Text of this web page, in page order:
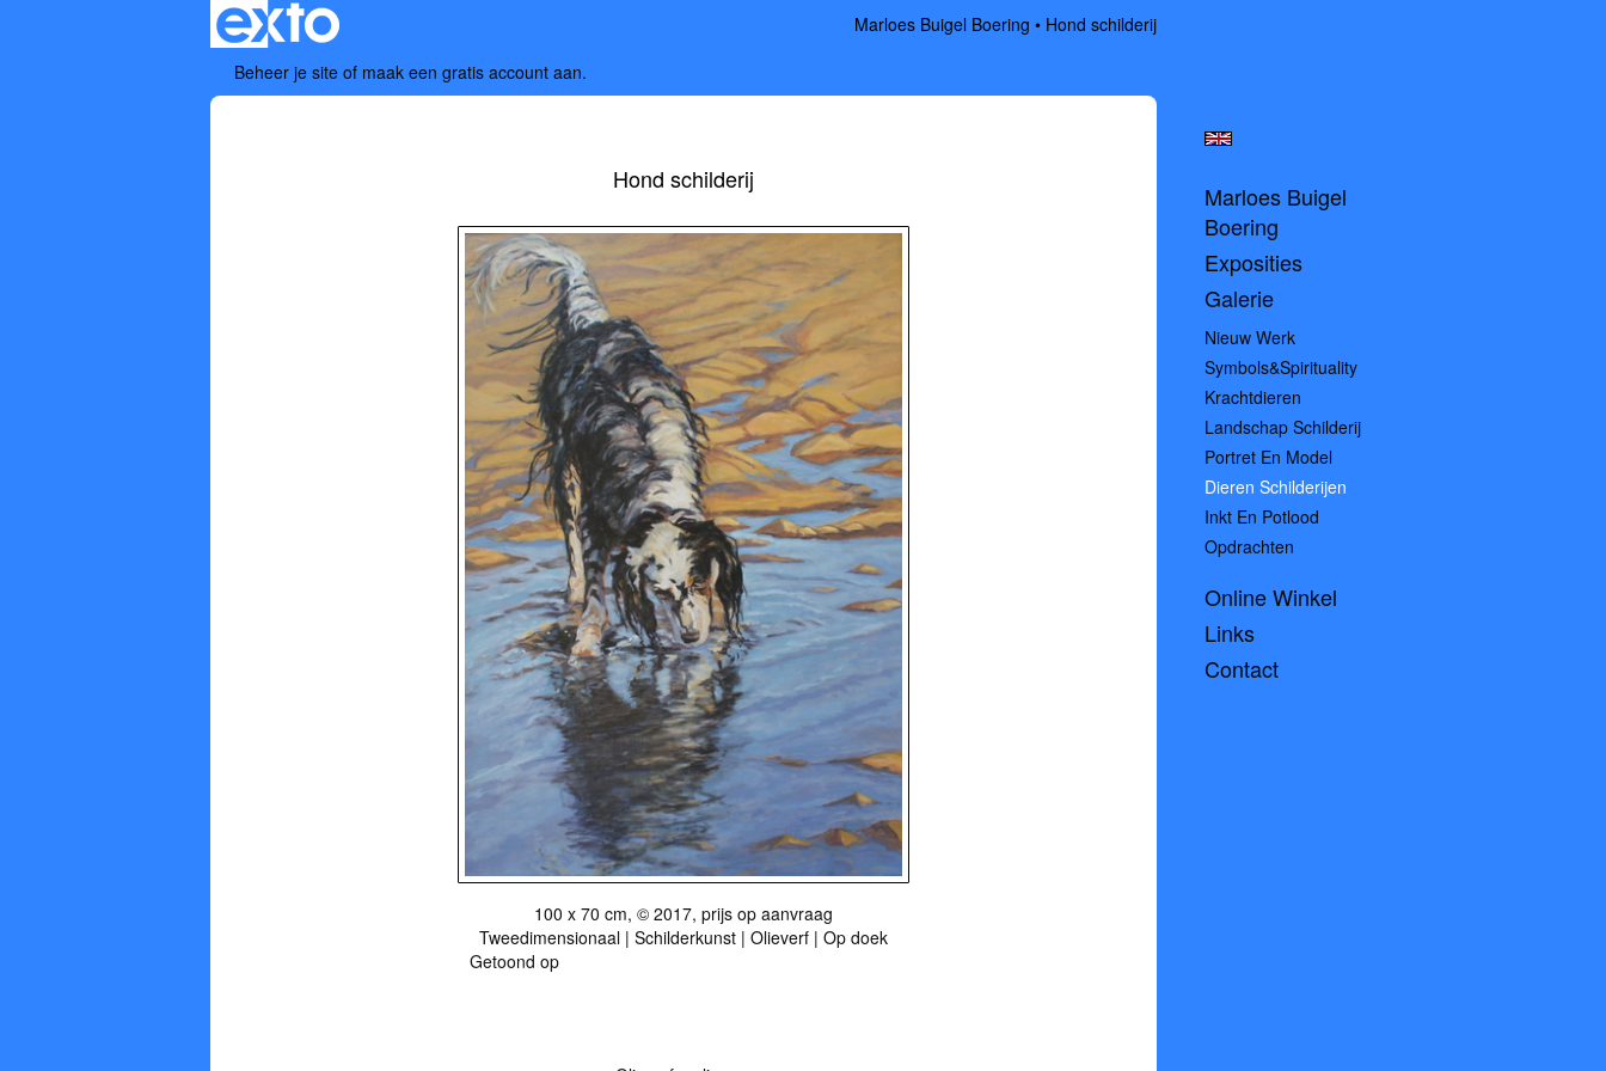
Marloes Buigel Boering
Hond schilderij
Beheer je site of maak een gratis account aan.
Hond schilderij
100 x 70 cm, © 2017, prijs op aanvraag
Tweedimensionaal | Schilderkunst | Olieverf | Op doek
Getoond op
Marloes Buigel
Boering
Exposities
Galerie
Nieuw Werk
Symbols&spirituality
Krachtdieren
Landschap Schilderij
Portret En Model
Dieren Schilderijen
Inkt En Potlood
Opdrachten
Online Winkel
Links
Contact